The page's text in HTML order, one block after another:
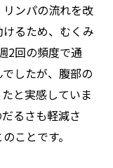
ンパの流れを改
るため、むくみ
2回の頻度で通
したが、腹部の
と実感していま
るさも軽減さ
ことです。